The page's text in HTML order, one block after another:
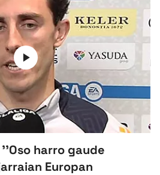
harro gaude
Europan